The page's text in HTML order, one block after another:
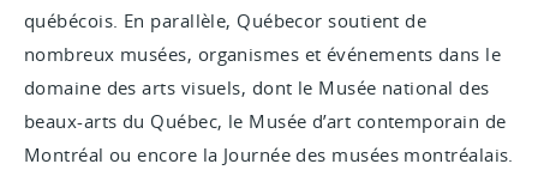
québécois. En parallèle, Québecor soutient de
nombreux musées, organismes et événements dans le
domaine des arts visuels, dont le Musée national des
beaux-arts du Québec, le Musée d’art contemporain de
Montréal ou encore la Journée des musées montréalais.